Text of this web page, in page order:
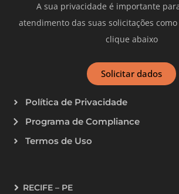
A sua privacidade é importante
atendimento das suas solicitações
clique abaixo
Solicitar dados
Política de Privacidade
Programa de Compliance
Termos de Uso
RECIFE – PE